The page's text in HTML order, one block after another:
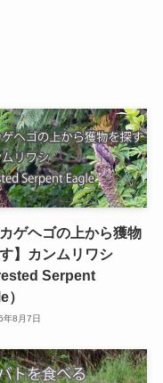
カゲヘゴの上から獲物
】カンムリワシ
Serpent
）
年8月7日